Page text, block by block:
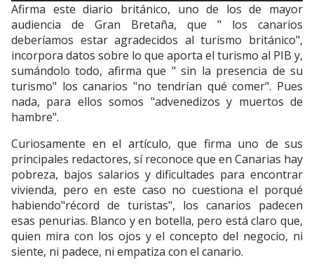
Afirma este diario británico, uno de los de mayor
audiencia de Gran Bretaña, que " los canarios
deberíamos estar agradecidos al turismo británico",
incorpora datos sobre lo que aporta el turismo al PIB y,
sumándolo todo, afirma que " sin la presencia de su
turismo" los canarios "no tendrían qué comer". Pues
nada, para ellos somos "advenedizos y muertos de
hambre".
Curiosamente en el artículo, que firma uno de sus
principales redactores, sí reconoce que en Canarias hay
pobreza, bajos salarios y dificultades para encontrar
vivienda, pero en este caso no cuestiona el porqué
habiendo"récord de turistas", los canarios padecen
esas penurias. Blanco y en botella, pero está claro que,
quien mira con los ojos y el concepto del negocio, ni
siente, ni padece, ni empatiza con el canario.